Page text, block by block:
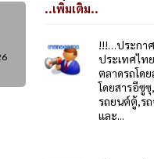
..เพิ่มเติม..
!!!…ประกา
ประเทศไท
ตลาดรถโด
โดยสารอีซูซุ
รถยนต์ตู้,ร
และ...